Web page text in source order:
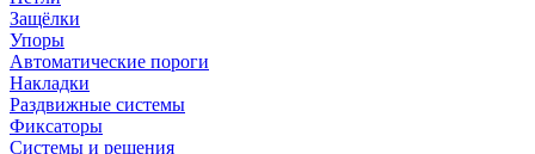
Защёлки
Упоры
Автоматические пороги
Накладки
Раздвижные системы
Фиксаторы
Системы и решения